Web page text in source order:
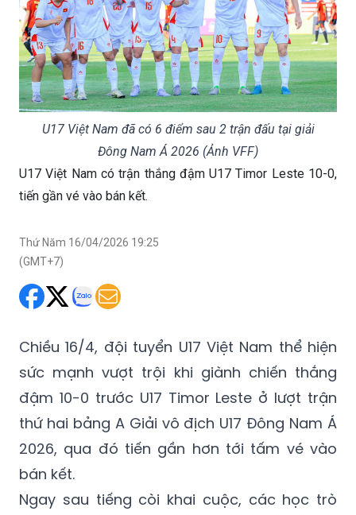
U17 Việt Nam đã có 6 điểm sau 2 trận đấu tại giải
Đông Nam Á 2026 (Ảnh VFF)
tiến gần vé vào bán kết.
Thứ Năm 16/04/2026 19:25
Chiều 16/4, đội tuyển U17 Việt Nam thể hiện
sức mạnh vượt trội khi giành chiến thắng
đậm 10-0 trước U17 Timor Leste ở lượt trận
thứ hai bảng A Giải vô địch U17 Đông Nam Á
2026, qua đó tiến gần hơn tới tấm vé vào